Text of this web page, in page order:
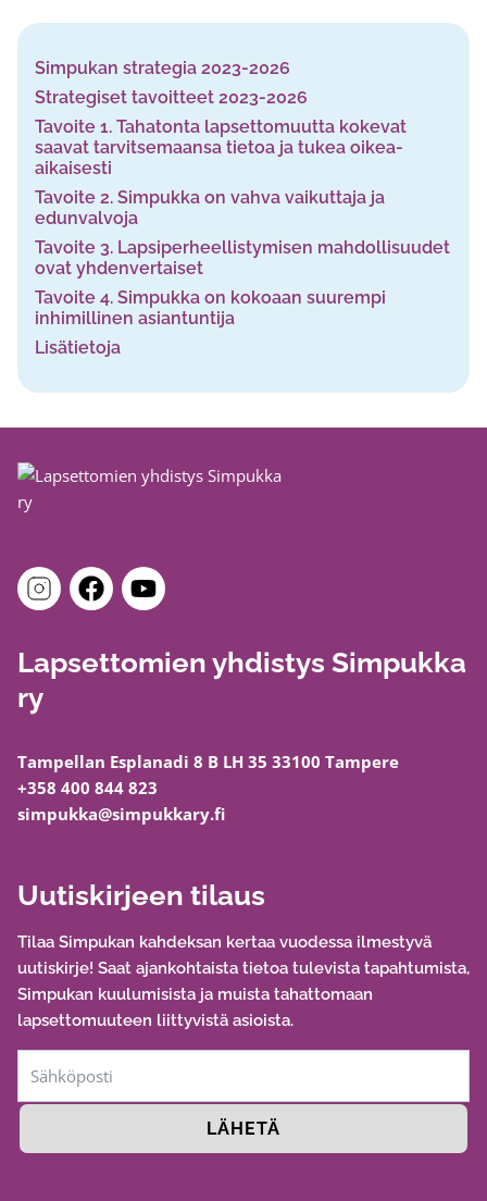
Simpukan strategia 2023-2026
Strategiset tavoitteet 2023-2026
Tavoite 1. Tahatonta lapsettomuutta kokevat
saavat tarvitsemaansa tietoa ja tukea oikea-
aikaisesti
Tavoite 2. Simpukka on vahva vaikuttaja ja
edunvalvoja
Tavoite 3. Lapsiperheellistymisen mahdollisuudet
ovat yhdenvertaiset
Tavoite 4. Simpukka on kokoaan suurempi
inhimillinen asiantuntija
Lisätietoja
Lapsettomien yhdistys Simpukka
ry
Tampellan Esplanadi 8 B LH 35 33100 Tampere
+358 400 844 823
simpukka@simpukkary.fi
Uutiskirjeen tilaus
Tilaa Simpukan kahdeksan kertaa vuodessa ilmestyvä
uutiskirje! Saat ajankohtaista tietoa tulevista tapahtumista,
Simpukan kuulumisista ja muista tahattomaan
lapsettomuuteen liittyvistä asioista.
LÄHETÄ